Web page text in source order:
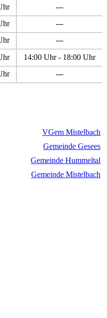
---
---
---
14:00 Uhr - 18:00 Uhr
---
VGem Mistelbach
Gemeinde Gesees
Gemeinde Hummeltal
Gemeinde Mistelbach